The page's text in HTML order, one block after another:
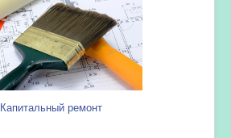
Капитальный ремонт